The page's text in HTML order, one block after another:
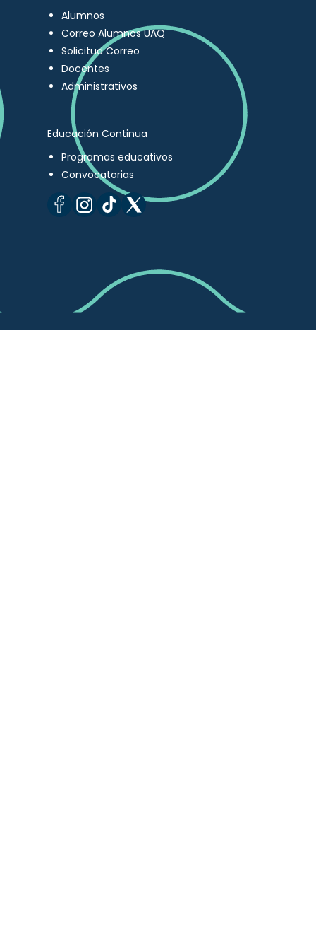
Alumnos
Correo Alumnos UAQ
Solicitud Correo
Docentes
Administrativos
Educación Continua
Programas educativos
Convocatorias